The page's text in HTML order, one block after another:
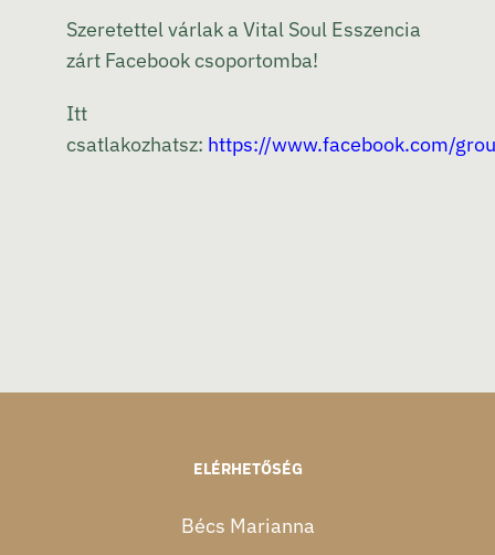
Szeretettel várlak a Vital Soul Esszencia
zárt Facebook csoportomba!
Itt
csatlakozhatsz: https://www.facebook.com/
ELÉRHETŐSÉG
Bécs Marianna